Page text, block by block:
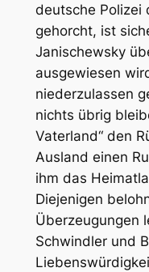
deutsche Polizei
gehorcht, ist
Janischewsky
ausgewiesen
niederzulassen
nichts übrig
Vaterland“ den
Ausland einen
ihm das
Diejenigen
Überzeugungen
Schwindler und